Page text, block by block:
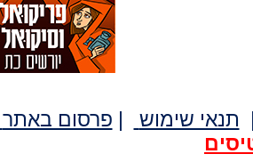
תנאי שימוש | פרסום באתר